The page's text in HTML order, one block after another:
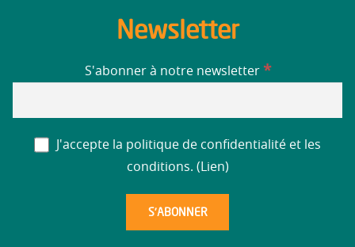
Newsletter
S'abonner à notre newsletter *
J'accepte la politique de confidentialité et les
conditions. ( Lien)